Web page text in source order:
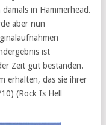
in Hammerhead.
aber nun
ist
Zeit gut bestanden.
erhalten, das sie ihrer
(Rock Is Hell